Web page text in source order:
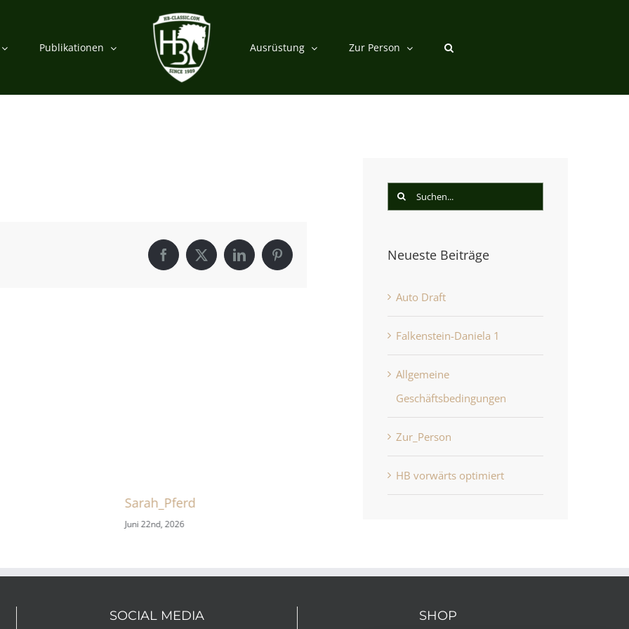
Publikationen Ausrüstung Zur Person
Facebook
X LinkedInPinterest
Sarah_Pferd
Juni 22nd, 2026
Suche
Neueste Beiträge
Auto Draft
Falkenstein-Daniela 1
Allgemeine
Geschäftsbedingungen
Zur_Person
HB vorwärts optimiert
SOCIAL MEDIA SHOP